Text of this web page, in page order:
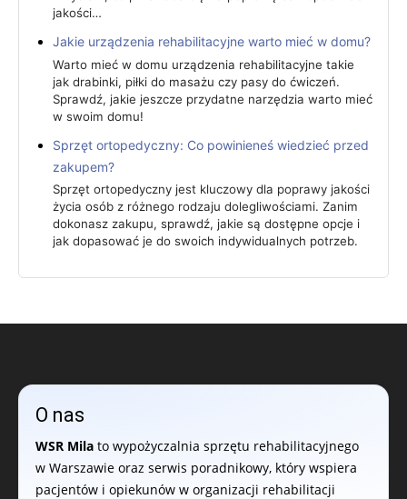
jakości…
Jakie urządzenia rehabilitacyjne warto mieć w domu?
Warto mieć w domu urządzenia rehabilitacyjne takie
jak drabinki, piłki do masażu czy pasy do ćwiczeń.
Sprawdź, jakie jeszcze przydatne narzędzia warto mieć
w swoim domu!
Sprzęt ortopedyczny: Co powinieneś wiedzieć przed
zakupem?
Sprzęt ortopedyczny jest kluczowy dla poprawy jakości
życia osób z różnego rodzaju dolegliwościami. Zanim
dokonasz zakupu, sprawdź, jakie są dostępne opcje i
jak dopasować je do swoich indywidualnych potrzeb.
O nas
WSR Mila to wypożyczalnia sprzętu rehabilitacyjnego
w Warszawie oraz serwis poradnikowy, który wspiera
pacjentów i opiekunów w organizacji rehabilitacji